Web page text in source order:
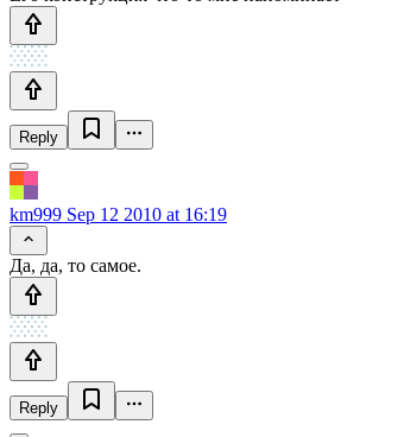
Reply
km999 Sep 12 2010 at 16:19
Да, да, то самое.
Reply